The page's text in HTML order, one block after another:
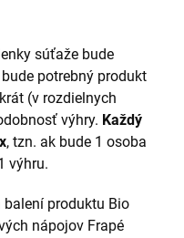
súťaže bude
potrebný produkt
(v rozdielnych
výhry. Každý
, tzn. ak bude 1 osoba
výhru.
balení produktu Bio
nápojov Frapé